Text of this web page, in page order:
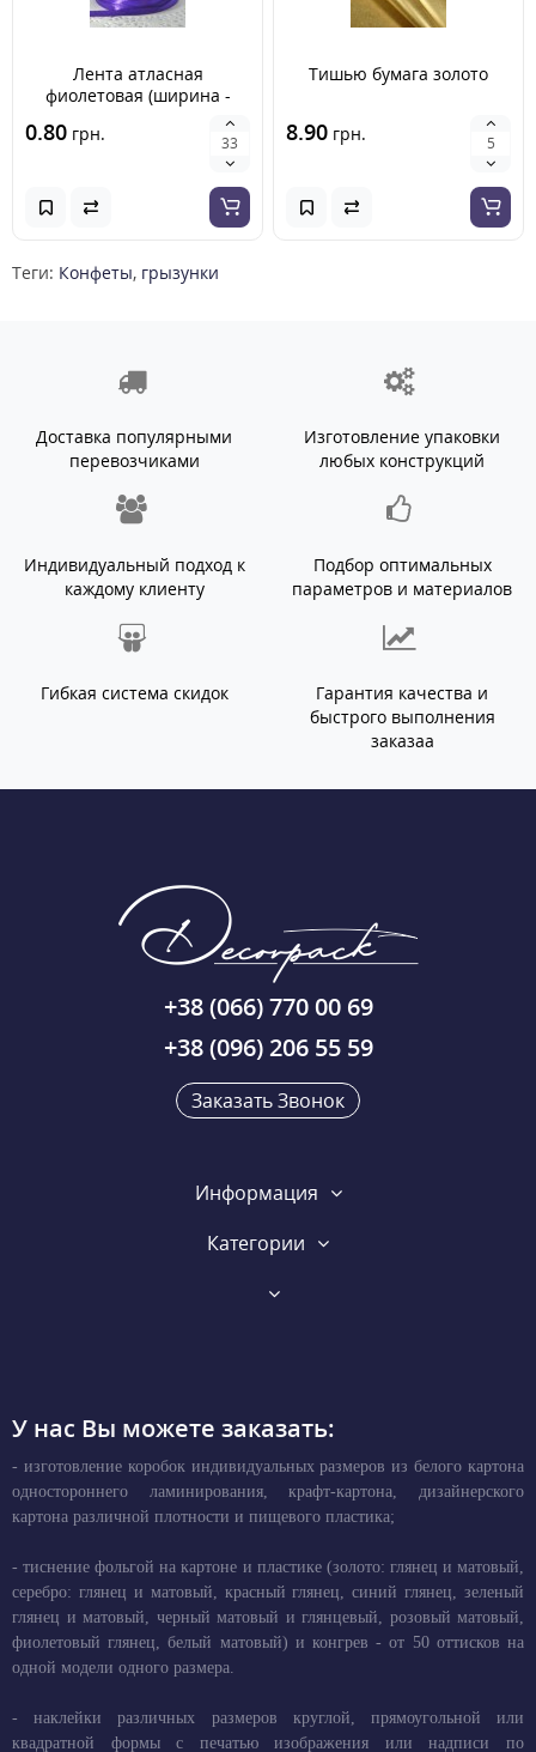
Лента атласная
фиолетовая (ширина -
0.80 грн.
Тишью бумага золото
8.90 грн.
Теги: Конфеты, грызунки
Доставка популярными
перевозчиками
Изготовление упаковки
любых конструкций
Индивидуальный подход к
каждому клиенту
Подбор оптимальных
параметров и материалов
Гибкая система скидок
Гарантия качества и
быстрого выполнения
заказаа
+38 (066) 770 00 69
+38 (096) 206 55 59
Заказать Звонок
Информация
Категории
У нас Вы можете заказать:
- изготовление коробок индивидуальных размеров из белого картона
одностороннего ламинирования, крафт-картона, дизайнерского
картона различной плотности и пищевого пластика;
- тиснение фольгой на картоне и пластике (золото: глянец и матовый,
серебро: глянец и матовый, красный глянец, синий глянец, зеленый
глянец и матовый, черный матовый и глянцевый, розовый матовый,
фиолетовый глянец, белый матовый) и конгрев - от 50 оттисков на
одной модели одного размера.
- наклейки различных размеров круглой, прямоугольной или
квадратной формы с печатью изображения или надписи по